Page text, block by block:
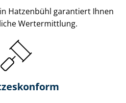
Hatzenbühl garantiert Ihnen
Wertermittlung.